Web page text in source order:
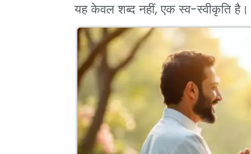
यह केवल शब्द नहीं, एक स्व-स्वीकृति